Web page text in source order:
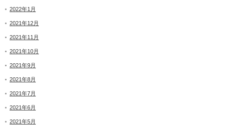
2022年1月
2021年12月
2021年11月
2021年10月
2021年9月
2021年8月
2021年7月
2021年6月
2021年5月